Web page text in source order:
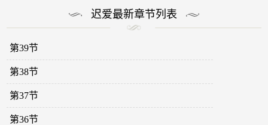
迟爱最新章节列表
第39节
第38节
第37节
第36节